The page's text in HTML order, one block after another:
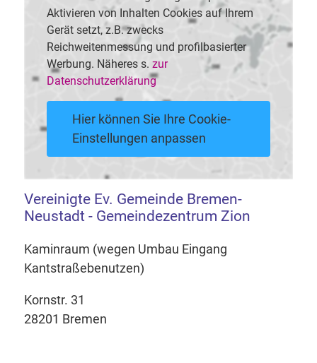
Aktivieren von Inhalten Cookies auf Ihrem
Gerät setzt, z.B. zwecks
Reichweitenmessung und profilbasierter
Werbung. Näheres s. zur
Datenschutzerklärung
Hier können Sie Ihre Cookie-
Einstellungen anpassen
Vereinigte Ev. Gemeinde Bremen-
Neustadt - Gemeindezentrum Zion
Kaminraum (wegen Umbau Eingang
Kantstraßebenutzen)
Kornstr. 31
28201 Bremen